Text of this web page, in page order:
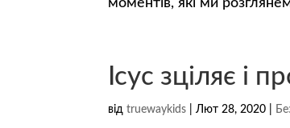
моментів, які ми
Ісус зціляє і
відtruewaykids |Лют 28, 2020